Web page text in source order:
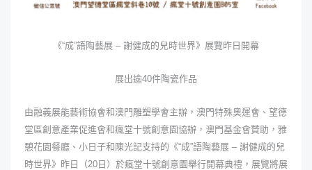
《“成”語陶藝展 – 謝健成的兒時世界》展覽昨日開幕
展出逾40件陶瓷作品
由融義展能藝術協會和澳門雕塑學會主辦，澳門特殊奧運會、望德
堂區創意產業促進會和瘋堂十號創意園協辦，澳門基金會贊助，雅
憩花園餐廳、小日子和陳光記支持的《“成”語陶藝展 – 謝健成的兒
時世界》昨日（20 日）於瘋堂十號創意園舉行開幕典禮，展覽將展